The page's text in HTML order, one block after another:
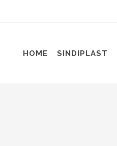
HOME SINDIPLAST